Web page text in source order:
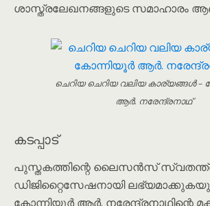
ശാസ്ത്രലേഖനങ്ങളുടെ സമാഹാരം
ചെറിയ ചെറിയ വലിയ കാര്യങ്ങൾ –
ആർ. നരേന്ദ്രനാഥ്
കടപ്പാട്
പുസ്തകത്തിന്റെ ലൈസൻസ്
ഡിജിറ്റൈസേഷനായി
കോന്നിയൂർ ആർ. നരേന്ദ്രനാഥിന്റെ